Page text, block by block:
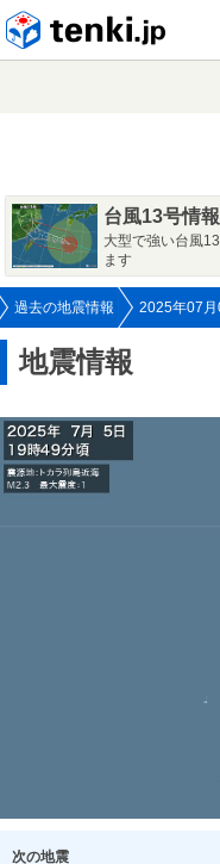
台風13号情報
大型で強い台風
ます
過去の地震情報 2025年07月
地震情報
次の地震